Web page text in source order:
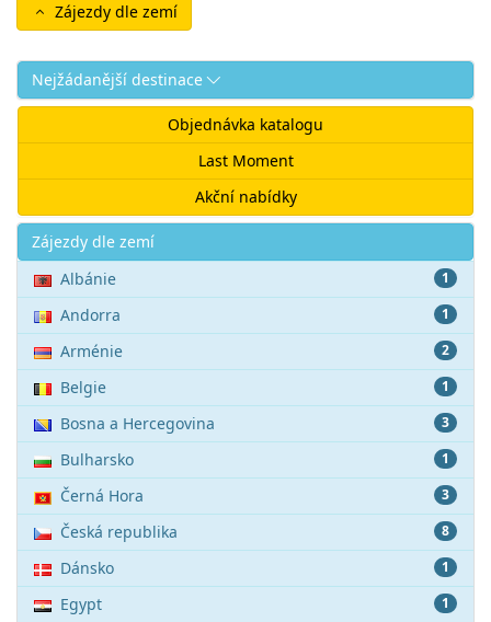
Zájezdy dle zemí
Nejžádanější destinace
Objednávka katalogu
Last Moment
Akční nabídky
Akce
Zájezdy dle zemí
1
Albánie
1
Andorra
2
Arménie
1
Belgie
3
Bosna a Hercegovina
1
Bulharsko
3
Černá Hora
8
Česká republika
1
Dánsko
1
Egypt